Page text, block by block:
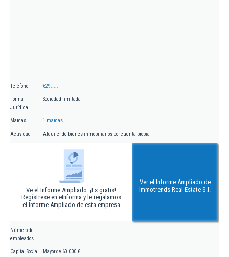
Teléfono 629.....
Forma
Jurídica
Sociedad limitada
Marcas 1 marcas
Actividad Alquiler de bienes inmobiliarios por cuenta propia
Ve el Informe Ampliado. ¡Es gratis!
Regístrese en eInforma y le regalamos
el Informe Ampliado de esta empresa
Ver el Informe Ampliado de
Immotrends Real Estate S.l.
Número de
empleados
Capital Social Mayor de 60.000 €